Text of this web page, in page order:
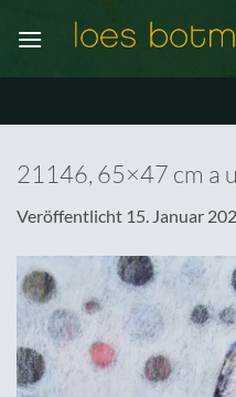
Inhalt
21146, 65×47 cm a
Veröffentlicht 15. Januar